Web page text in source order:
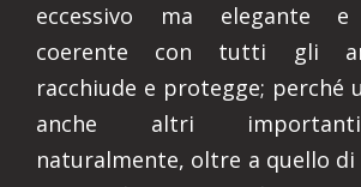
eccessivo ma elegante
coerente con tutti gli
racchiude e protegge; perché
anche altri
naturalmente, oltre a quello